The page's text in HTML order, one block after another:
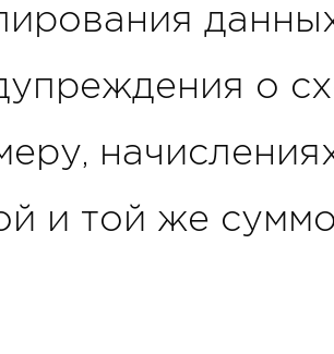
о
и той же